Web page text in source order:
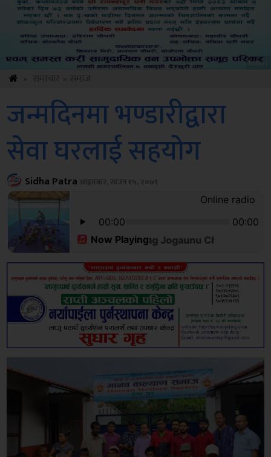
Amb
जन्मदिनमा भण्डारीद्वारा
सेवा घरलाई सहयोग
Sidha Patra आइतबार, साउन १५, २०७९